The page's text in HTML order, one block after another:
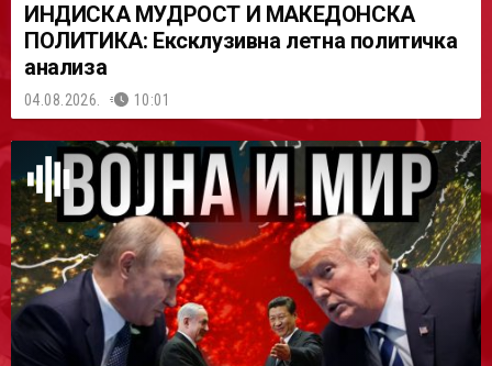
ИНДИСКА МУДРОСТ И МАКЕДОНСКА
ПОЛИТИКА: Ексклузивна летна политичка
анализа
04.08.2026. 10:01